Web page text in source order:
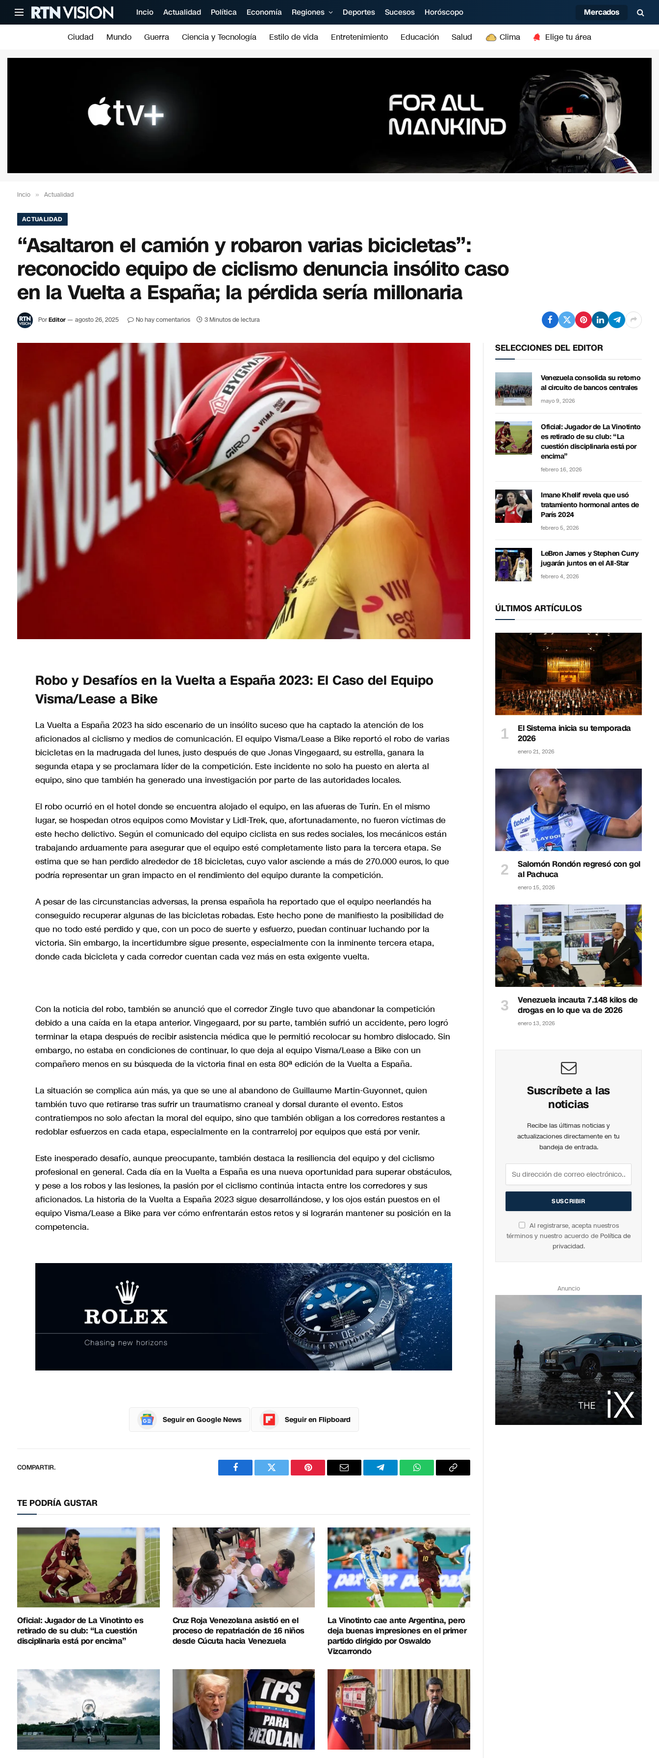
Incio Actualidad Política Economía Regiones Deportes Sucesos Horóscopo Mercados
Ciudad Mundo Guerra Ciencia y Tecnología Estilo de vida Entretenimiento Educación Salud Clima Elige tu área
Incio » Actualidad
ACTUALIDAD
“Asaltaron el camión y robaron varias bicicletas”:
reconocido equipo de ciclismo denuncia insólito caso
en la Vuelta a España; la pérdida sería millonaria
PorEditor agosto 26, 2025 No hay comentarios 3 Minutos de lectura
Robo y Desafíos en la Vuelta a España 2023: El Caso del Equipo
Visma/Lease a Bike
La Vuelta a España 2023 ha sido escenario de un insólito suceso que ha captado la atención de los
aficionados al ciclismo y medios de comunicación. El equipo Visma/Lease a Bike reportó el robo de varias
bicicletas en la madrugada del lunes, justo después de que Jonas Vingegaard, su estrella, ganara la
segunda etapa y se proclamara líder de la competición. Este incidente no solo ha puesto en alerta al
equipo, sino que también ha generado una investigación por parte de las autoridades locales.
El robo ocurrió en el hotel donde se encuentra alojado el equipo, en las afueras de Turín. En el mismo
lugar, se hospedan otros equipos como Movistar y Lidl-Trek, que, afortunadamente, no fueron víctimas de
este hecho delictivo. Según el comunicado del equipo ciclista en sus redes sociales, los mecánicos están
trabajando arduamente para asegurar que el equipo esté completamente listo para la tercera etapa. Se
estima que se han perdido alrededor de 18 bicicletas, cuyo valor asciende a más de 270.000 euros, lo que
podría representar un gran impacto en el rendimiento del equipo durante la competición.
A pesar de las circunstancias adversas, la prensa española ha reportado que el equipo neerlandés ha
conseguido recuperar algunas de las bicicletas robadas. Este hecho pone de manifiesto la posibilidad de
que no todo esté perdido y que, con un poco de suerte y esfuerzo, puedan continuar luchando por la
victoria. Sin embargo, la incertidumbre sigue presente, especialmente con la inminente tercera etapa,
donde cada bicicleta y cada corredor cuentan cada vez más en esta exigente vuelta.
Con la noticia del robo, también se anunció que el corredor Zingle tuvo que abandonar la competición
debido a una caída en la etapa anterior. Vingegaard, por su parte, también sufrió un accidente, pero logró
terminar la etapa después de recibir asistencia médica que le permitió recolocar su hombro dislocado. Sin
embargo, no estaba en condiciones de continuar, lo que deja al equipo Visma/Lease a Bike con un
compañero menos en su búsqueda de la victoria final en esta 80ª edición de la Vuelta a España.
La situación se complica aún más, ya que se une al abandono de Guillaume Martin-Guyonnet, quien
también tuvo que retirarse tras sufrir un traumatismo craneal y dorsal durante el evento. Estos
contratiempos no solo afectan la moral del equipo, sino que también obligan a los corredores restantes a
redoblar esfuerzos en cada etapa, especialmente en la contrarreloj por equipos que está por venir.
Este inesperado desafío, aunque preocupante, también destaca la resiliencia del equipo y del ciclismo
profesional en general. Cada día en la Vuelta a España es una nueva oportunidad para superar obstáculos,
y pese a los robos y las lesiones, la pasión por el ciclismo continúa intacta entre los corredores y sus
aficionados. La historia de la Vuelta a España 2023 sigue desarrollándose, y los ojos están puestos en el
equipo Visma/Lease a Bike para ver cómo enfrentarán estos retos y si lograrán mantener su posición en la
competencia.
Seguir en Google News Seguir en Flipboard
COMPARTIR.
FacebookTwitter PinterestCorreo
TelegramWhatsAppCopiar
TE PODRÍA GUSTAR
Oficial: Jugador de La Vinotinto es
retirado de su club: “La cuestión
disciplinaria está por encima”
Cruz Roja Venezolana asistió en el
proceso de repatriación de 16 niños
desde Cúcuta hacia Venezuela
La Vinotinto cae ante Argentina, pero
deja buenas impresiones en el primer
partido dirigido por Oswaldo
Vizcarrondo
SELECCIONES DEL EDITOR
Venezuela consolida su retorno
al circuito de bancos centrales
mayo 9, 2026
Oficial: Jugador de La Vinotinto
es retirado de su club: “La
cuestión disciplinaria está por
encima”
febrero 16, 2026
Imane Khelif revela que usó
tratamiento hormonal antes de
París 2024
febrero 5, 2026
LeBron James y Stephen Curry
jugarán juntos en el All-Star
febrero 4, 2026
ÚLTIMOS ARTÍCULOS
El Sistema inicia su temporada
2026
enero 21, 2026
Salomón Rondón regresó con gol
al Pachuca
enero 15, 2026
Venezuela incauta 7.148 kilos de
drogas en lo que va de 2026
enero 13, 2026
Suscríbete a las
noticias
Recibe las últimas noticias y
actualizaciones directamente en tu
bandeja de entrada.
Al registrarse, acepta nuestros
términos y nuestro acuerdo de Política de
privacidad.
Anuncio